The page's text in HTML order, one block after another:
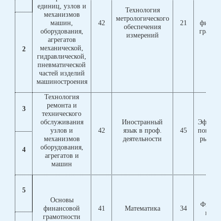
единиц, узлов и
механизмов
машин,
оборудования,
агрегатов
механической,
гидравлической,
пневматической
частей изделий
машиностроения
42
Технология
метрологического
обеспечения
измерений
21
2
3
Технология
ремонта и
технического
обслуживания
узлов и
механизмов
оборудования,
агрегатов и
машин
42
Иностранный
язык в проф.
деятельности
45
рынке
4
5
Основы
финансовой
грамотности
41 Математика 34